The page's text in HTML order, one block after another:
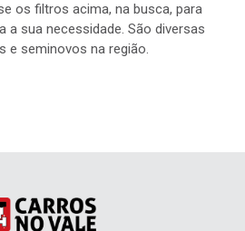
os filtros acima, na busca, para
a sua necessidade. São diversas
e seminovos na região.